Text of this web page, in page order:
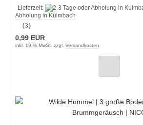
Lieferzeit:
Abholung in Kulmbach
(3)
0,99 EUR
inkl. 19 % MwSt. zzgl. Versandkosten